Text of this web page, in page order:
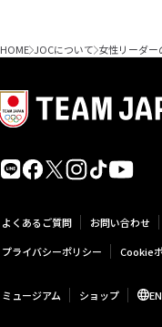
HOME JOCについて 女性リーダ
よくあるご質問 お問い合わせ
プライバシーポリシー
Cookie
ミュージアム ショップ